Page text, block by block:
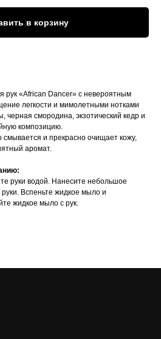
в корзину
«African Dancer» с невероятным
легкости и мимолетными нотками
черная смородина, экзотический кедр и
композицию.
и прекрасно очищает кожу,
аромат.
руки водой. Нанесите небольшое
Вспеньте жидкое мыло и
жидкое мыло с рук.